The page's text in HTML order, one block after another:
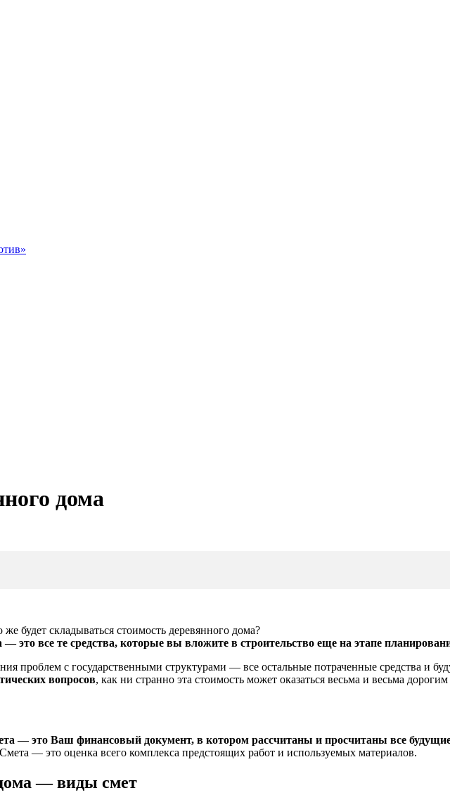
дома
будет складываться стоимость деревянного дома?
— это все те средства, которые вы вложите в строительство еще на этапе
проблем с государственными структурами — все остальные потраченные средства и
вопросов, как ни странно эта стоимость может оказаться весьма и весьма
— это Ваш финансовый документ, в котором рассчитаны и просчитаны все
— это оценка всего комплекса предстоящих работ и используемых материалов.
— виды смет